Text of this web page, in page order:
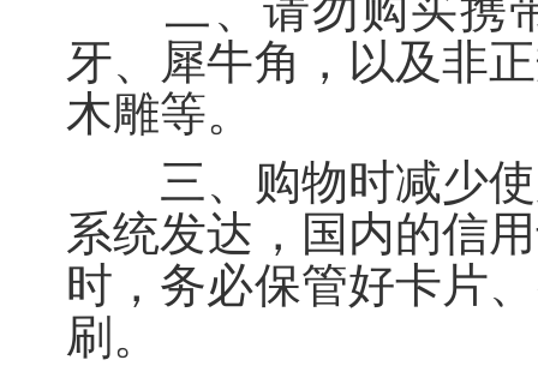
牙、犀牛角，以及非
木雕等。
三、购物时减少使
系统发达，国内的信
时，务必保管好卡片
刷。